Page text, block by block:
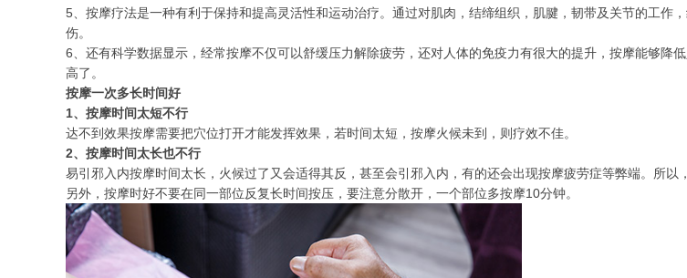
5、按摩疗法是一种有利于保持和提高灵活性和运动治疗。通过对肌肉，结缔组织，肌腱，韧带及关节的工作
伤。
6、还有科学数据显示，经常按摩不仅可以舒缓压力解除疲劳，还对人体的免疫力有很大的提升，按摩能够降
高了。
按摩一次多长时间好
1、按摩时间太短不行
达不到效果按摩需要把穴位打开才能发挥效果，若时间太短，按摩火候未到，则疗效不佳。
2、按摩时间太长也不行
易引邪入内按摩时间太长，火候过了又会适得其反，甚至会引邪入内，有的还会出现按摩疲劳症等弊端。所
另外，按摩时好不要在同一部位反复长时间按压，要注意分散开，一个部位多按摩10分钟。